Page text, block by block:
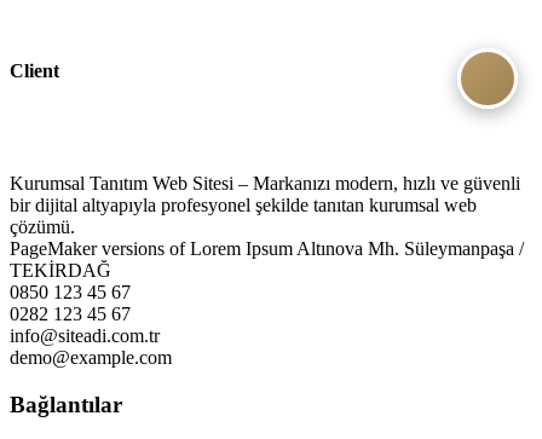
Client
Kurumsal Tanıtım Web Sitesi – Markanızı modern, hızlı ve güvenli
bir dijital altyapıyla profesyonel şekilde tanıtan kurumsal web
çözümü.
PageMaker versions of Lorem Ipsum Altınova Mh. Süleymanpaşa /
TEKİRDAĞ
0850 123 45 67
0282 123 45 67
info@siteadi.com.tr
demo@example.com
Bağlantılar